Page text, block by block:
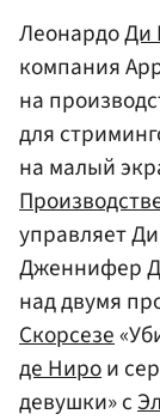
ЛеонардоДи
компания
на
для
на малый
управляет
Дженнифер
над двумя
Скорсезе
де Нирои
девушки» с